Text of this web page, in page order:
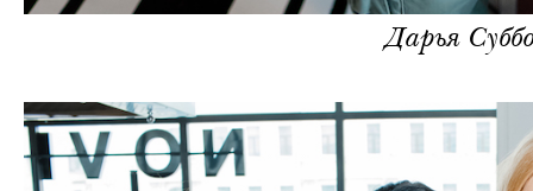
Дарья